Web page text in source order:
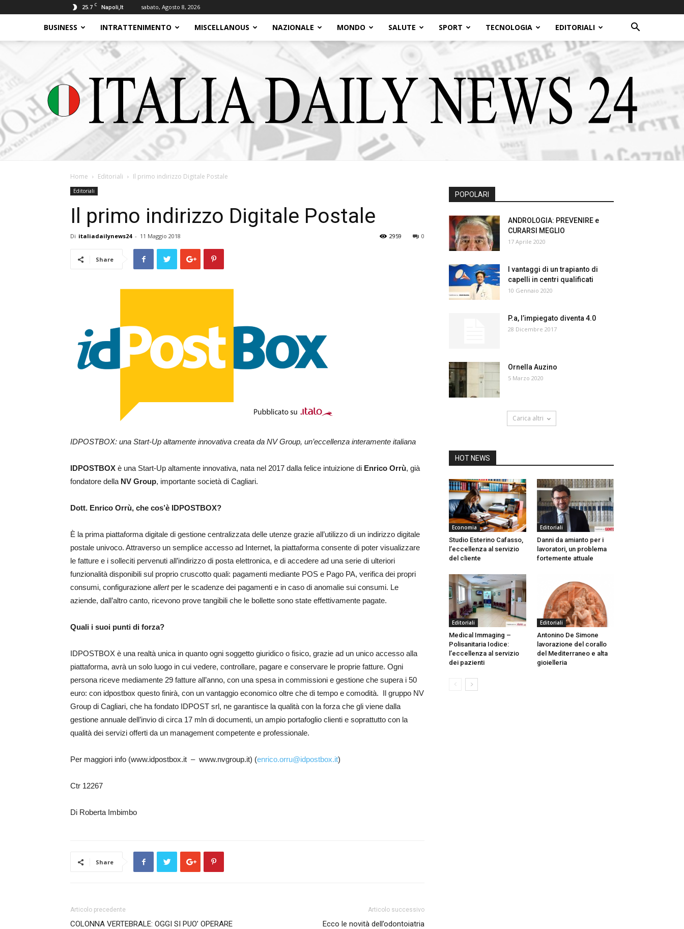
25.7 C Napoli,It sabato, Agosto 8, 2026
BUSINESS INTRATTENIMENTO MISCELLANOUS NAZIONALE MONDO SALUTE SPORT TECNOLOGIA EDITORIALI
24
Home Editoriali Il primo indirizzo Digitale Postale
Editoriali
Il primo indirizzo Digitale Postale
Di italiadailynews24 - 11 Maggio 2018 0
2959
Share
IDPOSTBOX: una Start-Up altamente innovativa creata da NV Group, un’eccellenza interamente italiana
IDPOSTBOX è una Start-Up altamente innovativa, nata nel 2017 dalla felice intuizione di Enrico Orrù, già
fondatore della NV Group, importante società di Cagliari.
Dott. Enrico Orrù, che cos’è IDPOSTBOX?
È la prima piattaforma digitale di gestione centralizzata delle utenze grazie all’utilizzo di un indirizzo digitale
postale univoco. Attraverso un semplice accesso ad Internet, la piattaforma consente di poter visualizzare
le fatture e i solleciti pervenuti all’indirizzo di posta elettronica, e di accedere ad una serie di ulteriori
funzionalità disponibili sul proprio cruscotto quali: pagamenti mediante POS e Pago PA, verifica dei propri
consumi, configurazione allertper le scadenze dei pagamenti e in caso di anomalie sui consumi. Le
aziende, dall’altro canto, ricevono prove tangibili che le bollette sono state effettivamente pagate.
Quali i suoi punti di forza?
IDPOSTBOX è una realtà unica in quanto ogni soggetto giuridico o fisico, grazie ad un unico accesso alla
piattaforma, avrà un solo luogo in cui vedere, controllare, pagare e conservare le proprie fatture. Ogni
persona riceve mediamente 29 fatture all’anno, con una spesa in commissioni e gestione che supera i 50
euro: con idpostbox questo finirà, con un vantaggio economico oltre che di tempo e comodità. Il gruppo NV
Group di Cagliari, che ha fondato IDPOST srl, ne garantisce la qualità con la forza che gli viene dalla
gestione annuale dell’invio di circa 17 mln di documenti, un ampio portafoglio clienti e soprattutto con la
qualità dei servizi offerti da un management competente e professionale.
Per maggiori info (www.idpostbox.it – www.nvgroup.it) (enrico.orru@idpostbox.it)
Ctr 12267
Di Roberta Imbimbo
Share
Articolo precedente
COLONNA VERTEBRALE: OGGI SI PUO’ OPERARE
Articolo successivo
Ecco le novità dell’odontoiatria
POPOLARI
ANDROLOGIA: PREVENIRE e
CURARSI MEGLIO
17 Aprile 2020
I vantaggi di un trapianto di
capelli in centri qualificati
10 Gennaio 2020
P.a, l’impiegato diventa 4.0
28 Dicembre 2017
Ornella Auzino
5 Marzo 2020
Carica altri
HOT NEWS
Economia
Studio Esterino Cafasso,
l’eccellenza al servizio
del cliente
Editoriali
Danni da amianto per i
lavoratori, un problema
fortemente attuale
Editoriali
Medical Immaging –
Polisanitaria Iodice:
l’eccellenza al servizio
dei pazienti
Editoriali
Antonino De Simone
lavorazione del corallo
del Mediterraneo e alta
gioielleria